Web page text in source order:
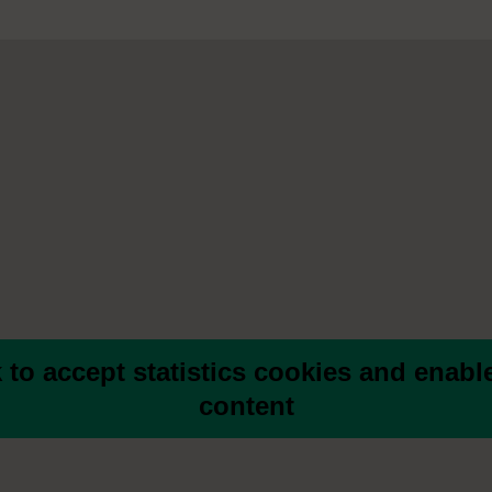
to accept statistics cookies and
content